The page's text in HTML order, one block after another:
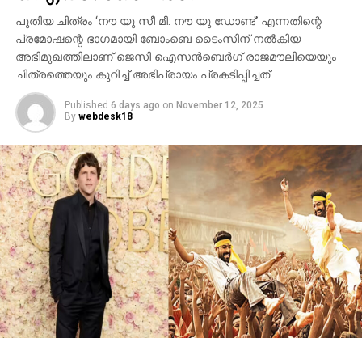
ബി.സി.ഇ 7200-ലെ ലങ്കാനഗരം, വാരണാസിയിലെ
മണികര്‍ണികാ ഘട്ട് തുടങ്ങിയ ഭീമാകാര
ദൃശ്യവിശേഷങ്ങള്‍ അതിശയത്തോടെ
അവതരിപ്പിക്കുന്നു.
കയ്യില്‍ ത്രിശൂലം പിടിച്ച് കാളയുടെ പുറത്ത്
സവാരിയുമായി എത്തുന്ന രുദ്രയായി മഹേഷ്
ബാബുവിന്റെ എന്‍ട്രിയാണ് ട്രെയിലറിന്റെ ഹൈലൈറ്റ്.
അതേപോലെ, വേദിയിലേക്കും മഹേഷ് ബാബു
കാളപ്പുറത്ത് സവാരിയായി എത്തിയപ്പോള്‍ 60,000-
ത്തിലധികം പ്രേക്ഷകര്‍ കൈയ്യടി മുഴക്കി വരവേറ്റു.
ഐമാക്‌സ് ഫോര്‍മാറ്റിലാണ് ഈ ചിത്രം ഒരുക്കുന്നത്.
അതിനാല്‍ തന്നെ തിയേറ്ററുകളില്‍ അത്ഭുതകരമായ
കാഴ്ചാനുഭവം സമ്മാനിക്കുമെന്നുറപ്പ്. ബാഹുബലി,
ഞഞഞ എന്നിവയുടെ സംവിധായകന്‍ രാജമൗലിയുടെ
ഈ ബ്രഹ്‌മാണ്ഡ പ്രോജക്റ്റ് 2027-ല്‍
തിയേറ്ററുകളിലേക്ക് എത്തും.
പുതിയ ചിത്രം ‘നൗ യു സീ മീ: നൗ യു ഡോണ്ട്’ എന്നതിന്റെ
പ്രമോഷന്റെ ഭാഗമായി ബോംബെ ടൈംസിന് നല്‍കിയ
അഭിമുഖത്തിലാണ് ജെസി ഐസന്‍ബെര്‍ഗ് രാജമൗലിയെയും
ചിത്രത്തെയും കുറിച്ച് അഭിപ്രായം പ്രകടിപ്പിച്ചത്.
Published 6 days ago on November 12, 2025
By webdesk18